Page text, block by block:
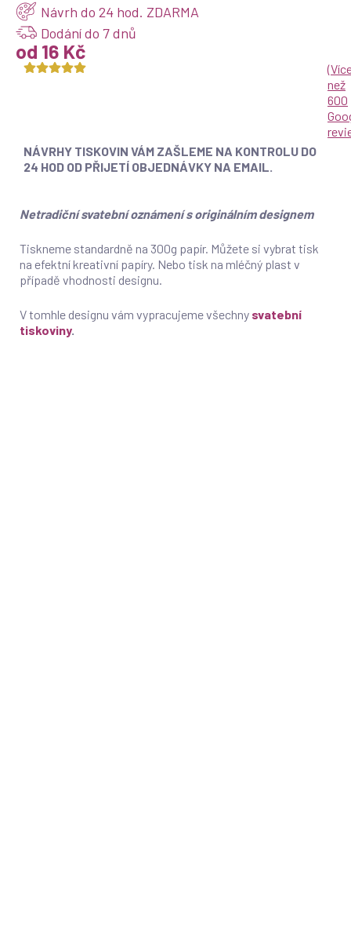
Návrh do 24 hod. ZDARMA
Dodání do 7 dnů
od 16 Kč
(
než
600
NÁVRHY TISKOVIN VÁM ZAŠLEME NA KONTROLU DO
24 HOD OD PŘIJETÍ OBJEDNÁVKY NA EMAIL.
Netradiční svatební oznámení s originálním designem
Tiskneme standardně na 300g papír. Můžete si vybrat tisk
na efektní kreativní papíry. Nebo tisk na mléčný plast v
případě vhodnosti designu.
V tomhle designu vám vypracujeme všechny svatební
tiskoviny.